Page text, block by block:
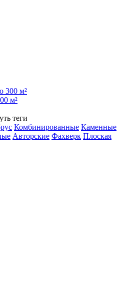
300 м²
м²
теги
Комбинированные Каменные
Авторские Фахверк Плоская